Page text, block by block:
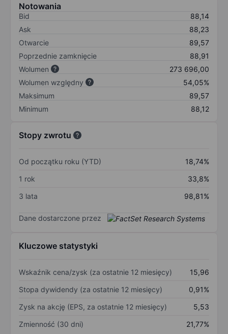
Notowania
Bid
88,14
Ask
88,23
Otwarcie
89,57
Poprzednie zamknięcie
88,91
Wolumen
273 696,00
Wolumen względny
54,05%
Maksimum
89,57
Minimum
88,12
Stopy zwrotu
Od początku roku (YTD)
18,74%
1 rok
33,8%
3 lata
98,81%
Dane dostarczone przez
Kluczowe statystyki
Wskaźnik cena/zysk (za ostatnie 12 miesięcy)
15,96
Stopa dywidendy (za ostatnie 12 miesięcy)
0,91%
Zysk na akcję (EPS, za ostatnie 12 miesięcy)
5,53
Zmienność (30 dni)
21,77%